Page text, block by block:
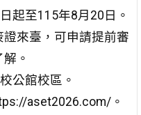
起至115年8月20日。
來臺，可申請提前審
。
公館校區。
aset2026.com/。